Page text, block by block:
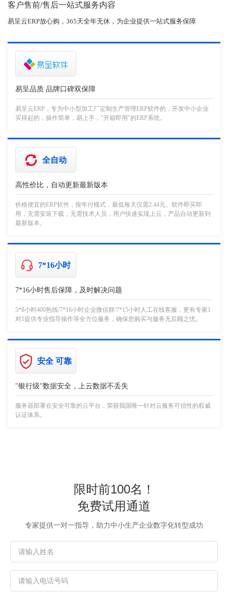
客户售前/售后一站式服务内容
易呈云ERP放心购，365天全年无休，为企业提供一站式服务保障
易呈品质 品牌口碑双保障
易呈云ERP，专为中小型加工厂定制生产管理ERP软件的，开发中小企业
买得起的，操作简单，易上手，"开箱即用"的ERP系统。
全自动
高性价比，自动更新最新版本
价格便宜的ERP软件，按年付模式，最低每天仅需2.44元。软件即买即
用，无需安装下载，无需技术人员，用户快速实现上云，产品自动更新到
最新版本。
7*16小时
7*16小时售后保障，及时解决问题
5*8小时400热线/7*16小时企业微信群/7*15小时人工在线客服，更有专家1
对1提供专业指导操作等全方位服务，确保您购买与服务无后顾之忧。
安全 可靠
"银行级"数据安全，上云数据不丢失
服务器部署在安全可靠的云平台，荣获我国唯一针对云服务可信性的权威
认证体系。
限时前100名！
免费试用通道
专家提供一对一指导，助力中小生产企业数字化转型成功